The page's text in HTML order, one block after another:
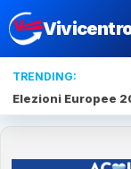
TRENDING:
Elezioni Europee